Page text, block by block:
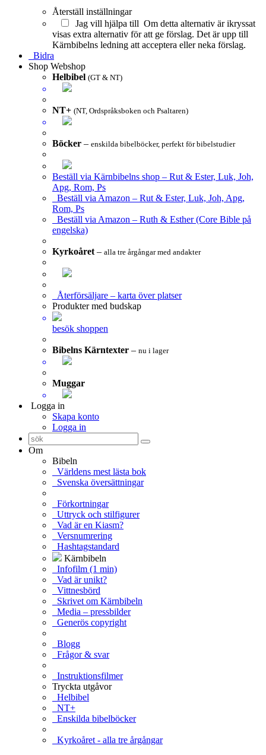
Återställ inställningar
Jag vill hjälpa till Om detta alternativ är ikryssat
visas extra alternativ för att ge förslag. Det är upp till
Kärnbibelns ledning att acceptera eller neka förslag.
Bidra
Shop Webshop
Helbibel (GT & NT)
NT+ (NT, Ordspråksboken och Psaltaren)
Böcker – enskilda bibelböcker, perfekt för bibelstudier
Beställ via Kärnbibelns shop – Rut & Ester, Luk, Joh,
Apg, Rom, Ps
Beställ via Amazon – Rut & Ester, Luk, Joh, Apg,
Rom, Ps
Beställ via Amazon – Ruth & Esther (Core Bible på
engelska)
Kyrkoåret – alla tre årgångar med andakter
Återförsäljare – karta över platser
Produkter med budskap
besök shoppen
Bibelns Kärntexter – nu i lager
Muggar
Logga in
Skapa konto
Logga in
Om
Bibeln
Världens mest lästa bok
Svenska översättningar
Förkortningar
Uttryck och stilfigurer
Vad är en Kiasm?
Versnumrering
Hashtagstandard
Kärnbibeln
Infofilm (1 min)
Vad är unikt?
Vittnesbörd
Skrivet om Kärnbibeln
Media – pressbilder
Generös copyright
Blogg
Frågor & svar
Instruktionsfilmer
Tryckta utgåvor
Helbibel
NT+
Enskilda bibelböcker
Kyrkoåret - alla tre årgångar